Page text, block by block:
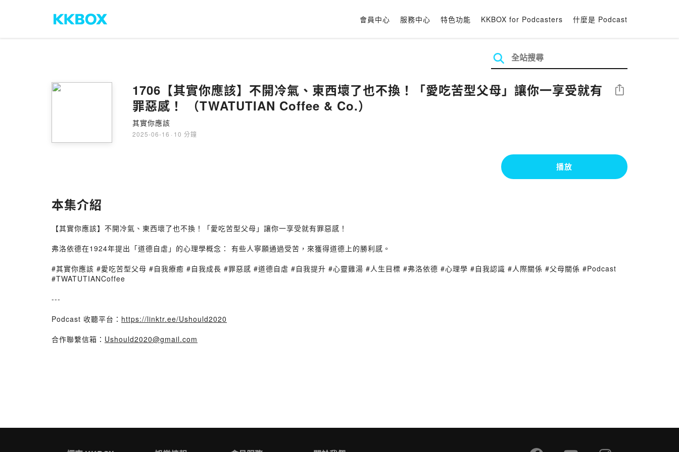
會員中心 服務中心 特色功能 KKBOX for Podcasters 什麼是 Podcast
1706【其實你應該】不開冷氣、東西壞了也不換！「愛吃苦型父母」讓你一享受就有
罪惡感！ （TWATUTIAN Coffee & Co.）
其實你應該
2025-06-16 · 10 分鐘
分享
播放
本集介紹
【其實你應該】不開冷氣、東西壞了也不換！「愛吃苦型父母」讓你一享受就有罪惡感！
弗洛依德在1924年提出「道德自虐」的心理學概念： 有些人寧願通過受苦，來獲得道德上的勝利感。
#其實你應該 #愛吃苦型父母 #自我療癒 #自我成長 #罪惡感 #道德自虐 #自我提升 #心靈雞湯 #人生目標 #弗洛依德 #心理學 #自我認識 #人際關係 #父母關係 #Podcast
#TWATUTIANCoffee
---
Podcast 收聽平台： https://linktr.ee/Ushould2020
合作聯繫信箱： Ushould2020@gmail.com